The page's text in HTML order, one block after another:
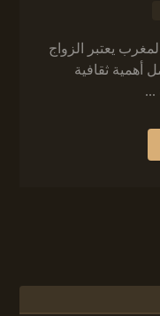
يعتبر الزواج
أهمية ثقافية
...